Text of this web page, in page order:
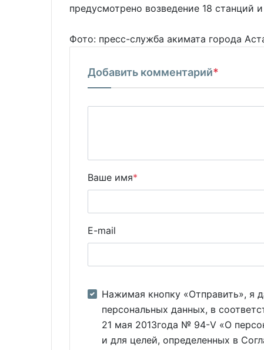
предусмотрено возведение 18 станций
Фото: пресс-служба акимата города
Добавить комментарий*
Ваше имя*
E-mail
Нажимая кнопку «Отправить», я
персональных данных, в
21 мая 2013года № 94-V «О
и для целей, определенных в